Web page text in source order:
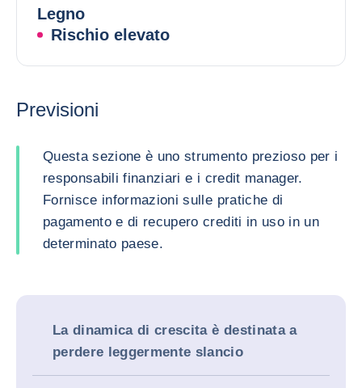
Legno
Rischio elevato
Previsioni
Questa sezione è uno strumento prezioso per i
responsabili finanziari e i credit manager.
Fornisce informazioni sulle pratiche di
pagamento e di recupero crediti in uso in un
determinato paese.
La dinamica di crescita è destinata a
perdere leggermente slancio